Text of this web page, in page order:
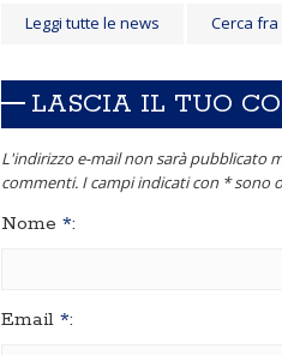
Leggi tutte le news Cerca
LASCIA IL TUO
L'indirizzo e-mail non sarà pubblicato
commenti. I campi indicati con * sono
Nome *:
Email *: